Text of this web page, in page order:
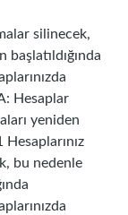
silinecek,
başlatıldığında
Hesaplar
yeniden
bu nedenle